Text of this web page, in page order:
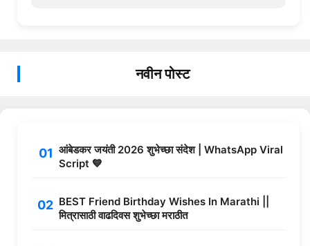
नवीन पोस्ट
आंबेडकर जयंती 2026 शुभेच्छा संदेश | WhatsApp Viral
Script 💙
BEST Friend Birthday Wishes In Marathi ||
मित्रासाठी वाढदिवस शुभेच्छा मराठीत